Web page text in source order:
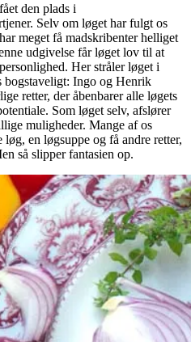
den plads i
Selv om løget har fulgt os
meget få madskribenter helliget
udgivelse får løget lov til at
Her stråler løget i
bogstaveligt: Ingo og Henrik
retter, der åbenbarer alle løgets
Som løget selv, afslører
muligheder. Mange af os
en løgsuppe og få andre retter,
så slipper fantasien op.